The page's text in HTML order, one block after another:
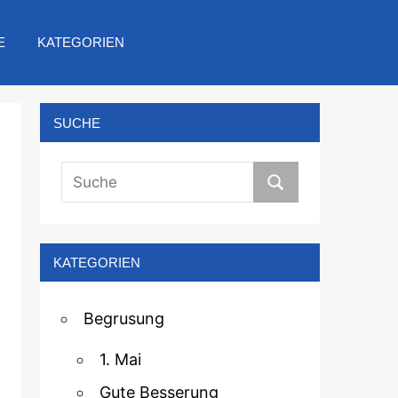
KATEGORIEN
SUCHE
KATEGORIEN
Begrusung
1. Mai
Gute Besserung